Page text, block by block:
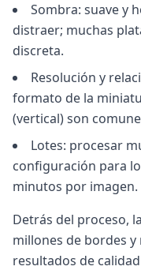
Sombra: suave y
distraer; muchas
discreta.
Resolución y
formato de la
(vertical) son
Lotes: procesar
configuración para
minutos por imagen.
Detrás del proceso,
millones de bordes
resultados de